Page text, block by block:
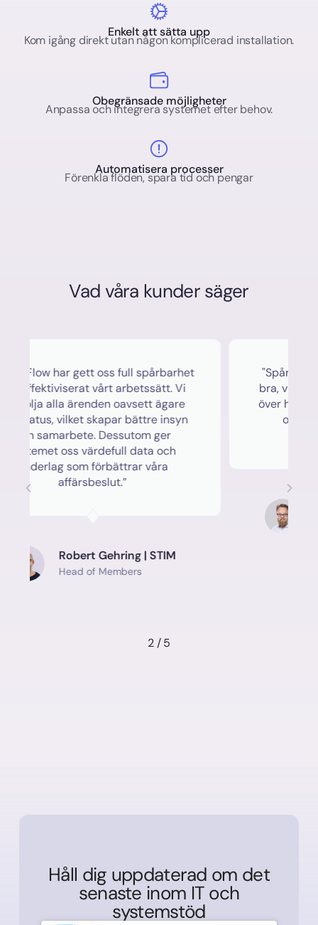
Enkelt att sätta upp
Kom igång direkt utan någon komplicerad installation.
Obegränsade möjligheter
Anpassa och integrera systemet efter behov.
Automatisera processer
Förenkla flöden, spara tid och pengar
Vad våra kunder säger
gett oss full spårbarhet
vårt arbetssätt. Vi
ärenden oavsett ägare
skapar bättre insyn
Dessutom ger
värdefull data och
som förbättrar våra
Gehring | STIM
of Members
"Spårbarheten i
bra, vi får en tydlig
över hur kundflödena
offert till
Erik
Senior
2/5
Håll dig uppdaterad om det
senaste inom IT och
systemstöd